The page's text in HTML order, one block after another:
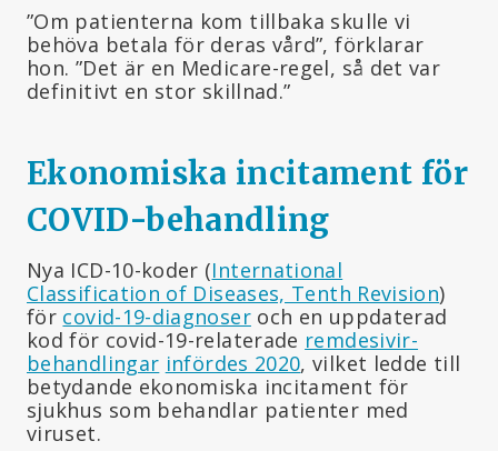
”Om patienterna kom tillbaka skulle vi
behöva betala för deras vård”, förklarar
hon. ”Det är en Medicare-regel, så det var
definitivt en stor skillnad.”
Ekonomiska incitament för
COVID-behandling
Nya ICD-10-koder (International
Classification of Diseases, Tenth Revision)
för covid-19-diagnoseroch en uppdaterad
kod för covid-19-relaterade remdesivir-
behandlingar infördes 2020, vilket ledde till
betydande ekonomiska incitament för
sjukhus som behandlar patienter med
viruset.